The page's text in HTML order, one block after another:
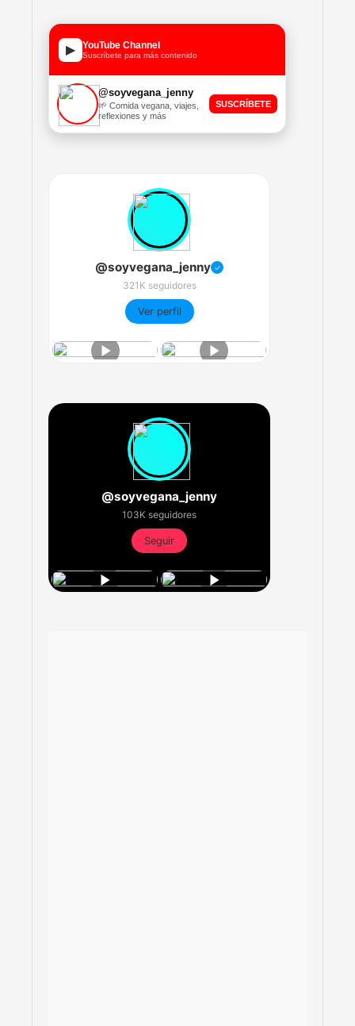
▶ YouTube Channel
Suscríbete para más contenido
@soyvegana_jenny
🌱 Comida vegana, viajes,
reflexiones y más
SUSCRÍBETE
@soyvegana_jenny ✓
321K seguidores
Ver perfil
@soyvegana_jenny
103K seguidores
Seguir